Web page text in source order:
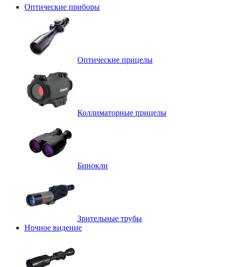
Оптические приборы
Оптические прицелы
Коллиматорные прицелы
Бинокли
Зрительные трубы
Ночное видение